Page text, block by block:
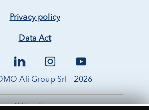
Privacy policy
Data Act
Ali Group Srl – 2026